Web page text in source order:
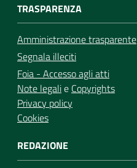
TRASPARENZA
Amministrazione trasparente
Segnala illeciti
Foia - Accesso agli atti
Note legalie Copyrights
Privacy policy
Cookies
REDAZIONE